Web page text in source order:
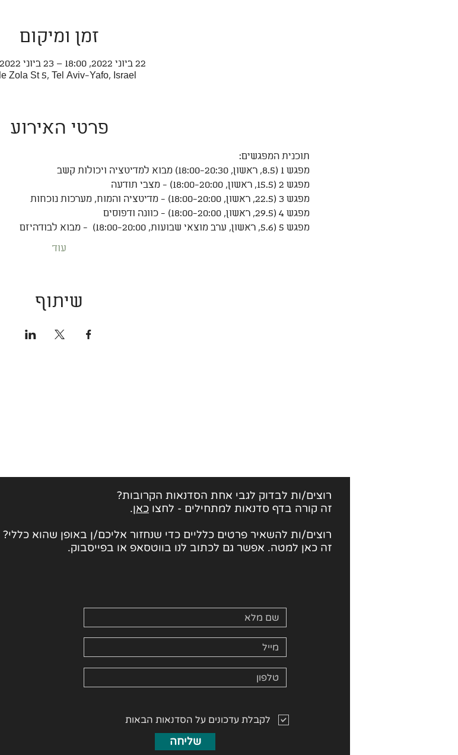
זמן ומיקום
22 ביוני 2022, 18:00 – 23 ביוני 2022, 18:00
Zola St 5, Tel Aviv-Yafo, Israel
פרטי האירוע
תוכנית המפגשים:
מפגש 1 (8.5, ראשון, 18:00-20:30) מבוא למדיטציה ויכולות קשב
מפגש 2 (15.5, ראשון, 18:00-20:00) - מצבי תודעה
מפגש 3 (22.5, ראשון, 18:00-20:00) - מדיטציה והמוח, מערכות נוכחות
מפגש 4 (29.5, ראשון, 18:00-20:00) - כוונה ודפוסים
מפגש 5 (5.6, ראשון, ערב מוצאי שבועות, 18:00-20:00)  - מבוא לבודהיזם
עוד
שיתוף
רוצים/ות לבדוק לגבי אחת הסדנאות הקרובות?
זה קורה בדף סדנאות למתחילים - לחצו כאן.
רוצים/ות להשאיר פרטים כלליים כדי שנחזור אליכם/ן באופן שהוא כללי?
זה כאן למטה. אפשר גם לכתוב לנו בווטסאפ או בפייסבוק.
לקבלת עדכונים על הסדנאות הבאות
שליחה